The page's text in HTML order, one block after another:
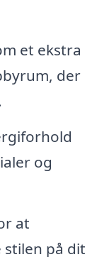
et ekstra
der
og
at
på dit